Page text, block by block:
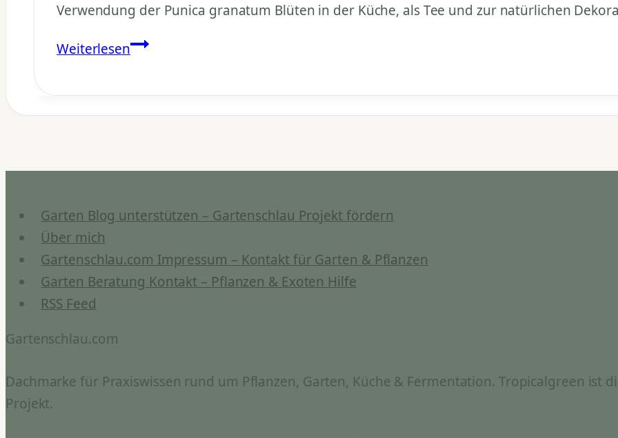
Verwendung der Punica granatum Blüten in der Küche, als Tee und zur natürlichen
WeiterlesenGranatapfelblüten
&
der
Garten Blog unterstützen – Gartenschlau Projekt fördern
Über mich
Gartenschlau.com Impressum – Kontakt für Garten & Pflanzen
Garten Beratung Kontakt – Pflanzen & Exoten Hilfe
RSS Feed
Gartenschlau.com
Dachmarke für Praxiswissen rund um Pflanzen, Garten, Küche & Fermentation. Tropicalgreen ist
Projekt.